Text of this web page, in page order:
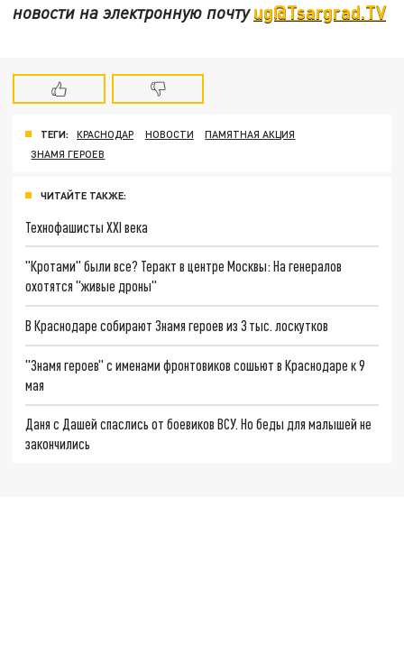
новости на электронную почтуug@Tsargrad.TV
ТЕГИ: КРАСНОДАР НОВОСТИ
ПАМЯТНАЯ АКЦИЯ
ЗНАМЯ ГЕРОЕВ
ЧИТАЙТЕ ТАКЖЕ:
Технофашисты XXI века
"Кротами" были все? Теракт в центре Москвы: На генералов
охотятся "живые дроны"
В Краснодаре собирают Знамя героев из 3 тыс. лоскутков
"Знамя героев" с именами фронтовиков сошьют в Краснодаре к 9
мая
Даня с Дашей спаслись от боевиков ВСУ. Но беды для малышей не
закончились